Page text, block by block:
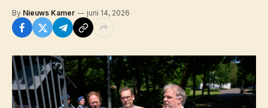
By Nieuws Kamer juni 14, 2026